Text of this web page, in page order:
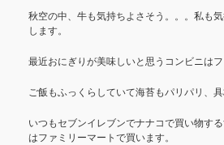
秋空の中、牛も気持ちよさそう。。。私も
します。
最近おにぎりが美味しいと思うコンビニはフ
ご飯もふっくらしていて海苔もパリパリ、具
いつもセブンイレブンでナナコで買い物す
はファミリーマートで買います。